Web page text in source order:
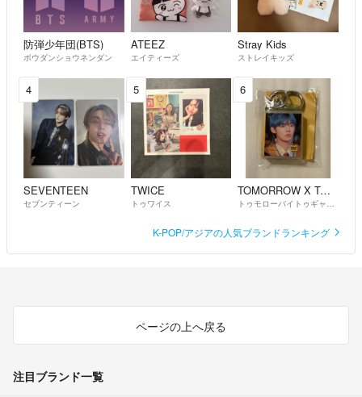
防弾少年団(BTS)
ボウダンショウネンダン
ATEEZ
エイティーズ
Stray Kids
ストレイキッズ
4
SEVENTEEN
セブンティーン
5
TWICE
トゥワイス
6
TOMORROW X TOGETHER
トゥモローバイトゥギャザー
K-POP/アジアの人気ブランドランキング
ページの上へ戻る
注目ブランド一覧